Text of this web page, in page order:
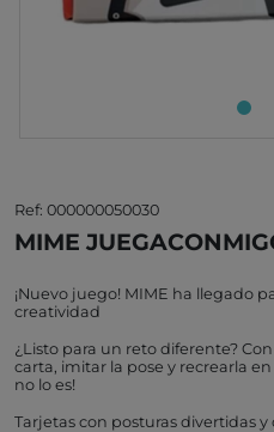
Ref: 000000050030
MIME
¡Nuevo juego! MIME ha llegado
creatividad
¿Listo para un reto diferente?
carta, imitar la pose y recrearla
no lo es!
Tarjetas con posturas divertidas y